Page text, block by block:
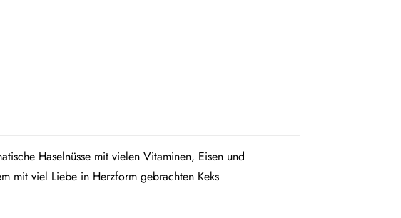
Haselnüsse mit vielen Vitaminen, Eisen und
mit viel Liebe in Herzform gebrachten Keks